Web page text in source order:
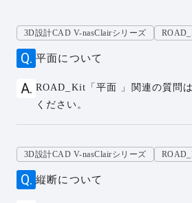
3D設計CAD V-nasClairシリーズ
平面について
ROAD_Kit「平面 」関連の質問
ください。
3D設計CAD V-nasClairシリーズ
縦断について